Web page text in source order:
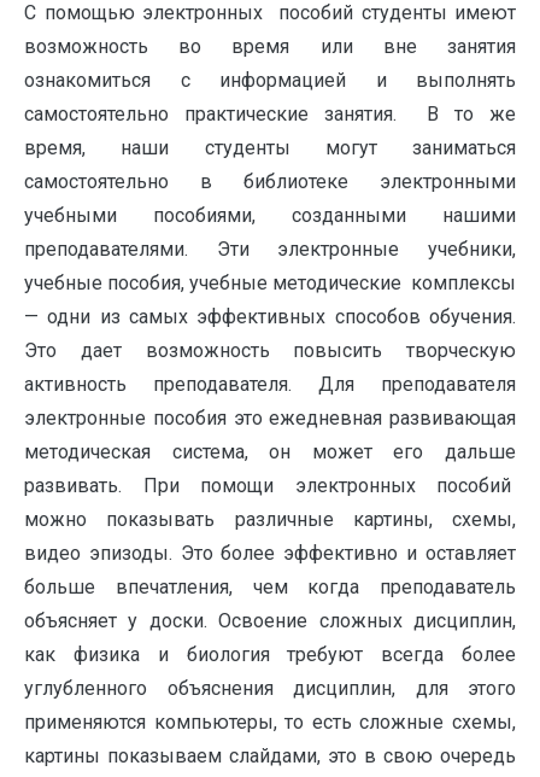
С помощью электронных пособий студенты имеют
возможность во время или вне занятия
ознакомиться с информацией и выполнять
самостоятельно практические занятия. В то же
время, наши студенты могут заниматься
самостоятельно в библиотеке электронными
учебными пособиями, созданными нашими
преподавателями. Эти электронные учебники,
учебные пособия, учебные методические комплексы
— одни из самых эффективных способов обучения.
Это дает возможность повысить творческую
активность преподавателя. Для преподавателя
электронные пособия это ежедневная развивающая
методическая система, он может его дальше
развивать. При помощи электронных пособий
можно показывать различные картины, схемы,
видео эпизоды. Это более эффективно и оставляет
больше впечатления, чем когда преподаватель
объясняет у доски. Освоение сложных дисциплин,
как физика и биология требуют всегда более
углубленного объяснения дисциплин, для этого
применяются компьютеры, то есть сложные схемы,
картины показываем слайдами, это в свою очередь